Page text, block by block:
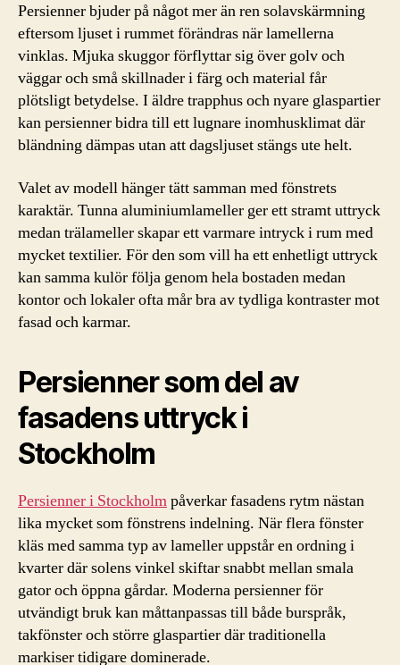
Persienner bjuder på något mer än ren solavskärmning
eftersom ljuset i rummet förändras när lamellerna
vinklas. Mjuka skuggor förflyttar sig över golv och
väggar och små skillnader i färg och material får
plötsligt betydelse. I äldre trapphus och nyare glaspartier
kan persienner bidra till ett lugnare inomhusklimat där
bländning dämpas utan att dagsljuset stängs ute helt.
Valet av modell hänger tätt samman med fönstrets
karaktär. Tunna aluminiumlameller ger ett stramt uttryck
medan trälameller skapar ett varmare intryck i rum med
mycket textilier. För den som vill ha ett enhetligt uttryck
kan samma kulör följa genom hela bostaden medan
kontor och lokaler ofta mår bra av tydliga kontraster mot
fasad och karmar.
Persienner som del av
fasadens uttryck i
Stockholm
Persienner i Stockholmpåverkar fasadens rytm nästan
lika mycket som fönstrens indelning. När flera fönster
kläs med samma typ av lameller uppstår en ordning i
kvarter där solens vinkel skiftar snabbt mellan smala
gator och öppna gårdar. Moderna persienner för
utvändigt bruk kan måttanpassas till både burspråk,
takfönster och större glaspartier där traditionella
markiser tidigare dominerade.